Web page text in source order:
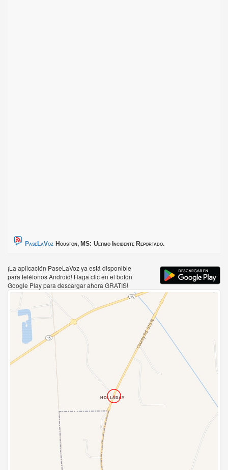
PaseLaVoz Houston, MS: Ultimo Incidente Reportado.
¡La aplicación PaseLaVoz ya está disponible
para teléfonos Android! Haga clic en el botón
Google Play para descargar ahora GRATIS!